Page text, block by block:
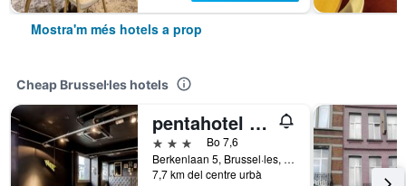
Mostra'm més hotels a prop
Cheap Brussel·les hotels
pentahotel Brussels Airport
3 estrellesBo 7,6
Berkenlaan 5, Brussel·les, Bèlgica
7,7 km del centre urbà